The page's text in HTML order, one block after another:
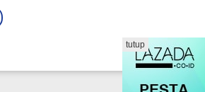
tutup